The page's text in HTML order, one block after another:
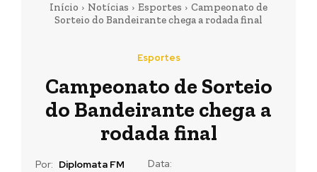
Início Notícias Esportes
Campeonato de
Sorteio do Bandeirante chega a rodada final
Esportes
Campeonato de Sorteio
do Bandeirante chega a
rodada final
Por: Diplomata FM
Data: